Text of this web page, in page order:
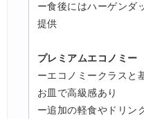
ー食後にはハーゲンダ
提供
プレミアムエコノミー
ーエコノミークラスと
お皿で高級感あり
ー追加の軽食やドリン